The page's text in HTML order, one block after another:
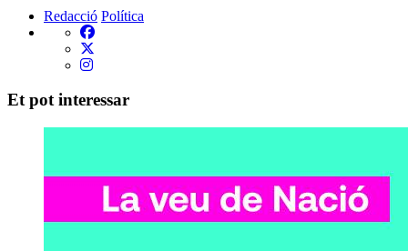
Redacció Política
Et pot interessar